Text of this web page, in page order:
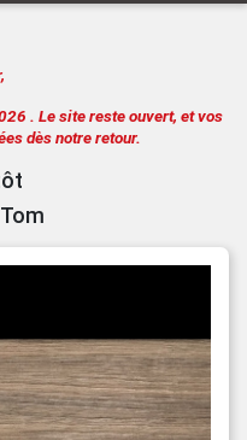
. Le site reste ouvert, et vos
dès notre retour.